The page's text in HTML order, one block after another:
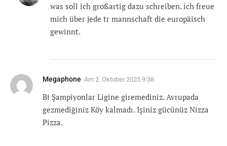
was soll ich großartig dazu schreiben. ich freue
mich über jede tr mannschaft die europäisch
gewinnt.
Megaphone Am 2. Oktober 2025 9:38
Bi Şampiyonlar Ligine giremediniz. Avrupada
gezmediğiniz Köy kalmadı. Işiniz gücünüz Nizza
Pizza.